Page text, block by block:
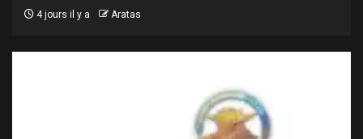
4 jours il y a Aratas